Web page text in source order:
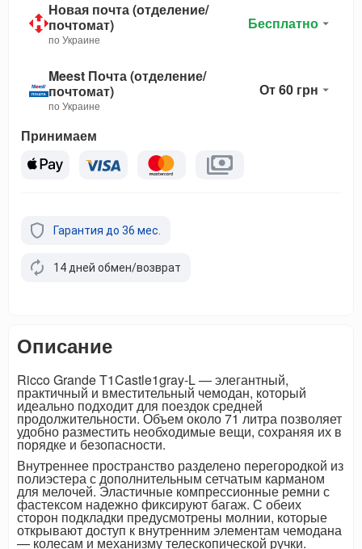
Новая почта (отделение/
почтомат)
по Украине
Бесплатно
Meest Почта (отделение/
почтомат)
по Украине
От 60 грн
Принимаем
Гарантия до 36 мес.
14 дней обмен/возврат
Описание
Ricco Grande T1Castle1gray-L — элегантный,
практичный и вместительный чемодан, который
идеально подходит для поездок средней
продолжительности. Объем около 71 литра позволяет
удобно разместить необходимые вещи, сохраняя их в
порядке и безопасности.
Внутреннее пространство разделено перегородкой из
полиэстера с дополнительным сетчатым карманом
для мелочей. Эластичные компрессионные ремни с
фастексом надежно фиксируют багаж. С обеих
сторон подкладки предусмотрены молнии, которые
открывают доступ к внутренним элементам чемодана
— колесам и механизму телескопической ручки.